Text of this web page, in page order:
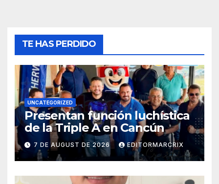
TE HAS PERDIDO
UNCATEGORIZED
Presentan función luchística
de la Triple A en Cancún
7 DE AUGUST DE 2026 EDITORMARCRIX